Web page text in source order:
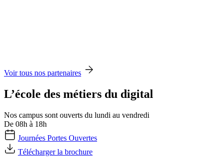
Voir tous nos partenaires
L’école des métiers du digital
Nos campus sont ouverts du lundi au vendredi
De 08h à 18h
Journées Portes Ouvertes
Télécharger la brochure